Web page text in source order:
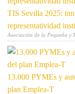
TIS Sevilla 2025:
representatividad
Asociación de la Pequeña y
13.000 PYMEs y
plan Emplea-T